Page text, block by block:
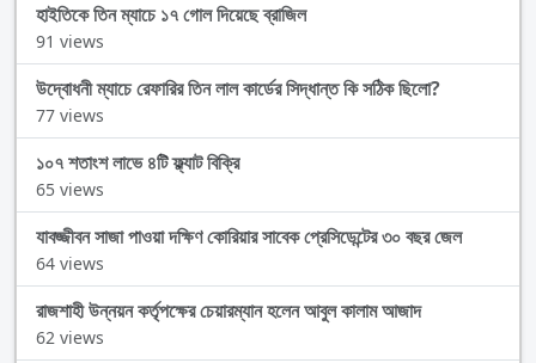
হাইতিকে তিন ম্যাচে ১৭ গোল দিয়েছে ব্রাজিল
91 views
উদ্বোধনী ম্যাচে রেফারির তিন লাল কার্ডের সিদ্ধান্ত কি সঠিক ছিলো?
77 views
১০৭ শতাংশ লাভে ৪টি ফ্ল্যাট বিক্রি
65 views
যাবজ্জীবন সাজা পাওয়া দক্ষিণ কোরিয়ার সাবেক প্রেসিডেন্টের ৩০ বছর জেল
64 views
রাজশাহী উন্নয়ন কর্তৃপক্ষের চেয়ারম্যান হলেন আবুল কালাম আজাদ
62 views